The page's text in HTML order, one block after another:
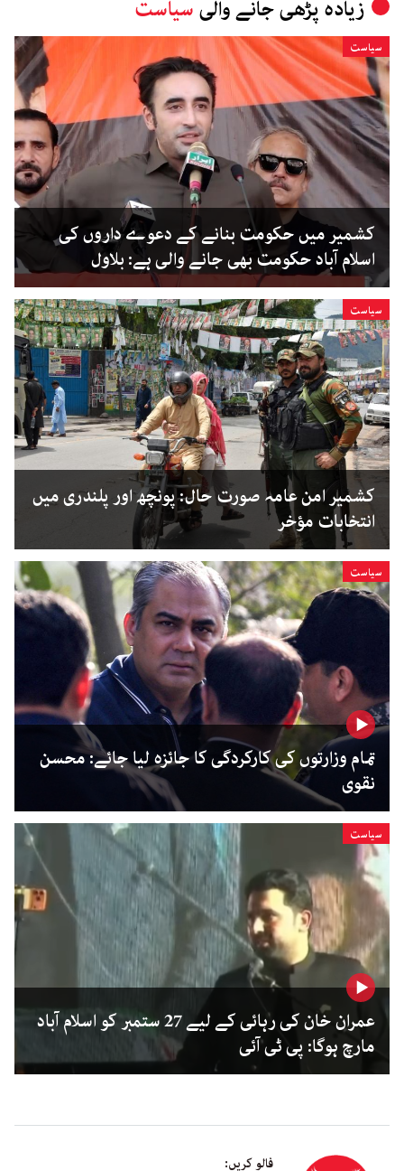
زیادہ پڑھی جانے والی سیاست
سیاست
کشمیر میں حکومت بنانے کے دعوے داروں کی
اسلام آباد حکومت بھی جانے والی ہے: بلاول
سیاست
کشمیر امن عامہ صورت حال: پونچھ اور پلندری میں
انتخابات مؤخر
سیاست
تمام وزارتوں کی کارکردگی کا جائزہ لیا جائے: محسن
نقوی
سیاست
عمران خان کی رہائی کے لیے 27 ستمبر کو اسلام آباد
مارچ ہوگا: پی ٹی آئی
فالو کریں: